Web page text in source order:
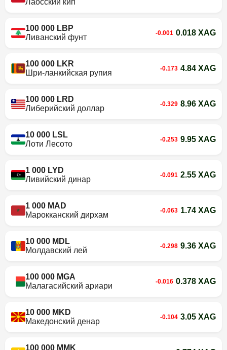
100 000 LBP
Ливанский фунт
-0.001 0.018 XAG
100 000 LKR
Шри-ланкийская рупия
-0.173 4.84 XAG
100 000 LRD
Либерийский доллар
-0.329 8.96 XAG
10 000 LSL
Лоти Лесото
-0.253 9.95 XAG
1 000 LYD
Ливийский динар
-0.091 2.55 XAG
1 000 MAD
Марокканский дирхам
-0.063 1.74 XAG
10 000 MDL
Молдавский лей
-0.298 9.36 XAG
100 000 MGA
Малагасийский ариари
-0.016 0.378 XAG
10 000 MKD
Македонский денар
-0.104 3.05 XAG
100 000 MMK